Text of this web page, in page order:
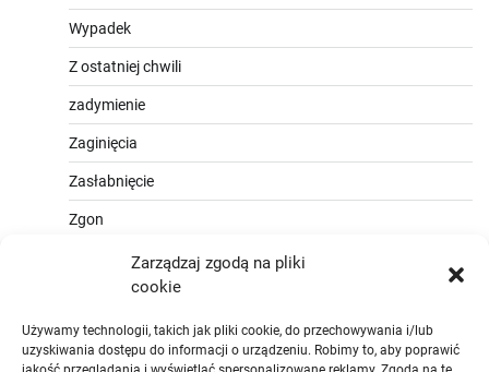
Zarządzaj zgodą na pliki
cookie
Używamy technologii, takich jak pliki cookie, do przechowywania i/lub
uzyskiwania dostępu do informacji o urządzeniu. Robimy to, aby poprawić
Wypadek
Z ostatniej chwili
zadymienie
Zaginięcia
Zasłabnięcie
Zgon